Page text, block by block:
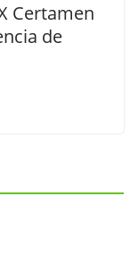
Certamen
de